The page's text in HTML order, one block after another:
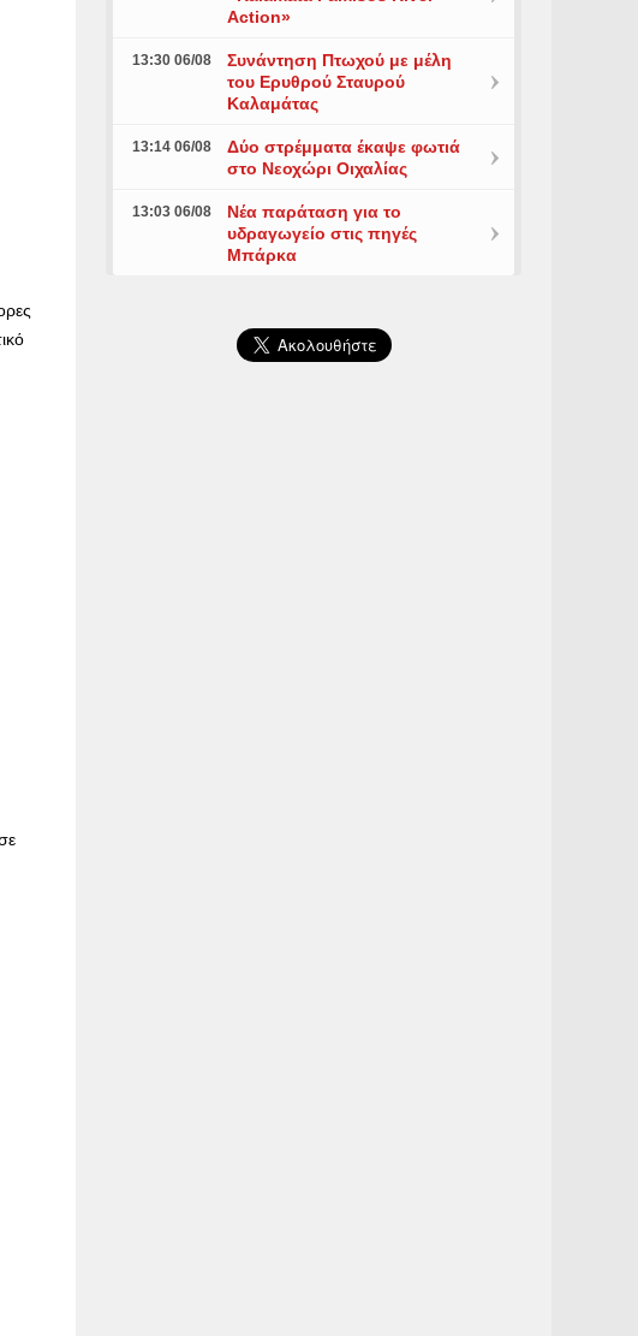
Action»
13:30 06/08
Συνάντηση Πτωχού με μέλη
του Ερυθρού Σταυρού
Καλαμάτας
13:14 06/08
Δύο στρέμματα έκαψε φωτιά
στο Νεοχώρι Οιχαλίας
13:03 06/08
Νέα παράταση για το
υδραγωγείο στις πηγές
Μπάρκα